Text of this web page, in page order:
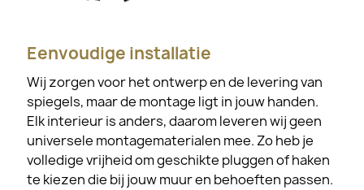
Eenvoudige installatie
Wij zorgen voor het ontwerp en de levering van
spiegels, maar de montage ligt in jouw handen.
Elk interieur is anders, daarom leveren wij geen
universele montagematerialen mee. Zo heb je
volledige vrijheid om geschikte pluggen of haken
te kiezen die bij jouw muur en behoeften passen.